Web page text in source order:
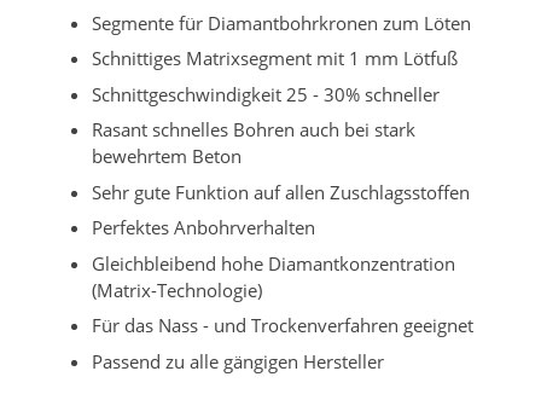
Segmente für Diamantbohrkronen zum Löten
Schnittiges Matrixsegment mit 1 mm Lötfuß
Schnittgeschwindigkeit 25 - 30% schneller
Rasant schnelles Bohren auch bei stark
bewehrtem Beton
Sehr gute Funktion auf allen Zuschlagsstoffen
Perfektes Anbohrverhalten
Gleichbleibend hohe Diamantkonzentration
(Matrix-Technologie)
Für das Nass - und Trockenverfahren geeignet
Passend zu alle gängigen Hersteller